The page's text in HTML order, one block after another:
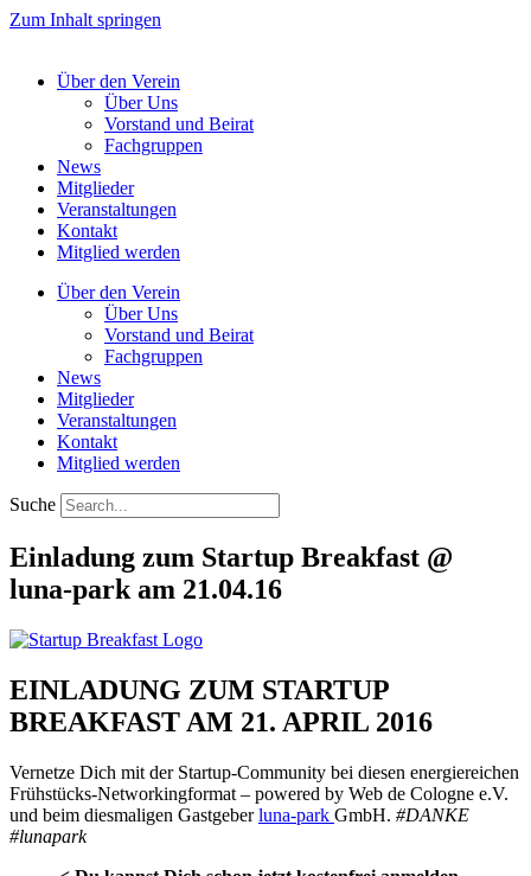
Zum Inhalt springen
Über den Verein
Über Uns
Vorstand und Beirat
Fachgruppen
News
Mitglieder
Veranstaltungen
Kontakt
Mitglied werden
Über den Verein
Über Uns
Vorstand und Beirat
Fachgruppen
News
Mitglieder
Veranstaltungen
Kontakt
Mitglied werden
Suche
Einladung zum Startup Breakfast @
luna-park am 21.04.16
EINLADUNG ZUM STARTUP
BREAKFAST AM 21. APRIL 2016
Vernetze Dich mit der Startup-Community bei diesen energiereichen
Frühstücks-Networkingformat – powered by Web de Cologne e.V.
und beim diesmaligen Gastgeberluna-park GmbH. #DANKE
#lunapark